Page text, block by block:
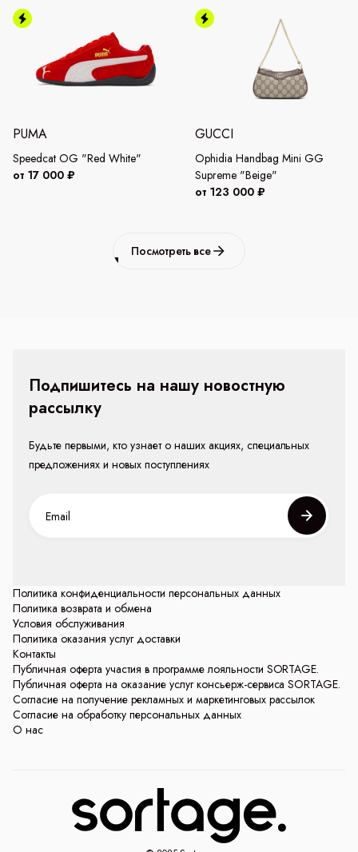
PUMA
Speedcat OG "Red White"
от 17 000 ₽
GUCCI
Ophidia Handbag Mini GG
Supreme "Beige"
от 123 000 ₽
Посмотреть все
Политика конфиденциальности персональных данных
Политика возврата и обмена
Условия обслуживания
Политика оказания услуг доставки
Контакты
Публичная оферта участия в программе лояльности SORTAGE.
Публичная оферта на оказание услуг консьерж-сервиса SORTAGE.
Согласие на получение рекламных и маркетинговых рассылок
Согласие на обработку персональных данных
О нас
Подпишитесь на нашу новостную
рассылку
Будьте первыми, кто узнает о наших акциях, специальных
предложениях и новых поступлениях